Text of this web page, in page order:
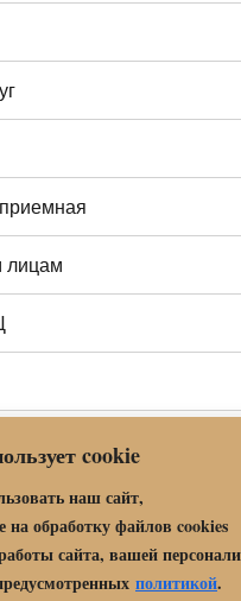
cookie
наш сайт,
на обработку файлов cookies
сайта, вашей
политикой.
лицам